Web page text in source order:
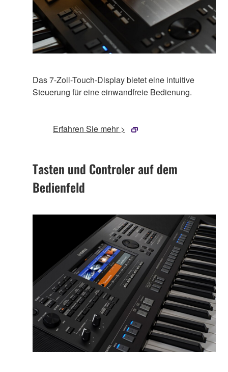
Das 7-Zoll-Touch-Display bietet eine intuitive
Steuerung für eine einwandfreie Bedienung.
Erfahren Sie mehr >
Tasten und Controler auf dem
Bedienfeld